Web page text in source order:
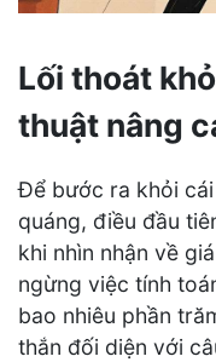
Lối thoát
thuật nâng
Để bước ra khỏi
quáng, điều đầu
khi nhìn nhận về
ngừng việc tính
bao nhiêu phần
thắn đối diện với